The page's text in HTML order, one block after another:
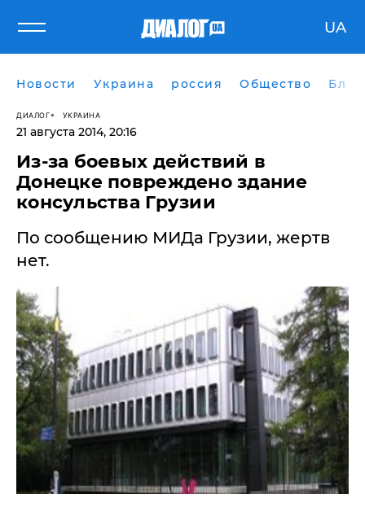
UA
Новости Украина россия Общество
ДИАЛОГ УКРАИНА
21 августа 2014, 20:16
Из-за боевых действий в
Донецке повреждено здание
консульства Грузии
По сообщению МИДа Грузии, жертв
нет.